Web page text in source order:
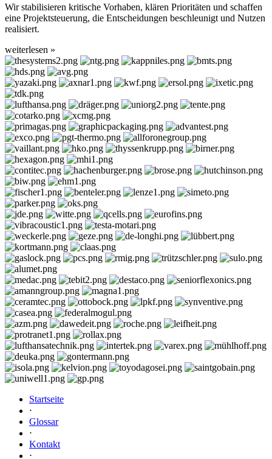
Wir stabilisieren kritische Vorhaben, klären Prioritäten und schaffen
eine Projektsteuerung, die Entscheidungen beschleunigt und Nutzen
realisiert.
weiterlesen »
Startseite
⋅
Glossar
⋅
Kontakt
⋅